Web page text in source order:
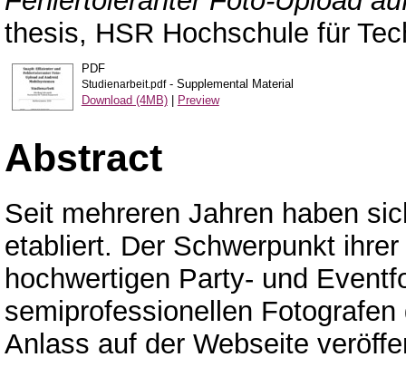
thesis, HSR Hochschule für
PDF
Studienarbeit.pdf- Supplemental Material
Download (4MB)| Preview
Abstract
Seit mehreren Jahren haben
etabliert. Der Schwerpunkt
hochwertigen Party- und
semiprofessionellen
Anlass auf der Webseite